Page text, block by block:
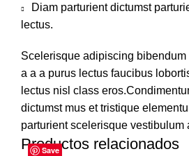
Diam parturient dictumst
lectus.
Scelerisque adipiscing bibendum
a a a purus lectus faucibus
lectus nisl class
dictumst mus et tristique
parturient scelerisque vestibulum
Productos relacionados
Save
Save
Save
Save
Save
Save
Save
Save